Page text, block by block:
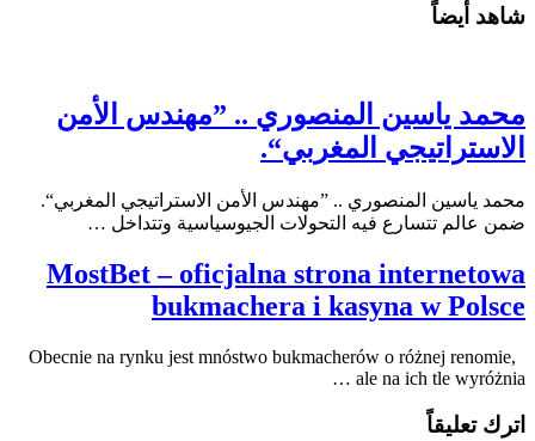
شاهد أيضاً
محمد ياسين المنصوري .. ”مهندس الأمن
الاستراتيجي المغربي“.
محمد ياسين المنصوري .. ”مهندس الأمن الاستراتيجي المغربي“.
ضمن عالم تتسارع فيه التحولات الجيوسياسية وتتداخل …
MostBet – oficjalna strona internetowa
bukmachera i kasyna w Polsce
Obecnie na rynku jest mnóstwo bukmacherów o różnej renomie,
ale na ich tle wyróżnia …
اترك تعليقاً